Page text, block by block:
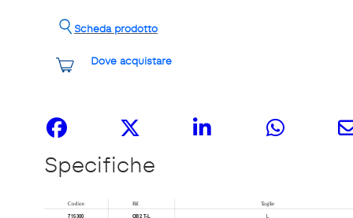
Dove acquistare
Scheda prodotto
Specifiche